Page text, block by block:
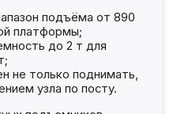
подъёма от 890
платформы;
до 2 т для
не только поднимать,
узла по посту.